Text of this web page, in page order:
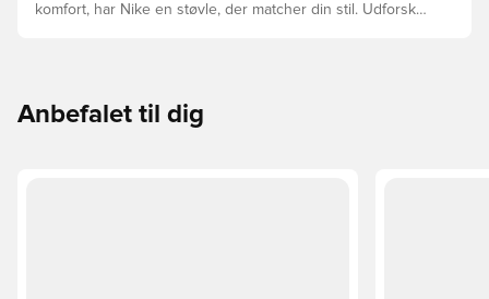
komfort, har Nike en støvle, der matcher din stil. Udforsk
Anbefalet til dig